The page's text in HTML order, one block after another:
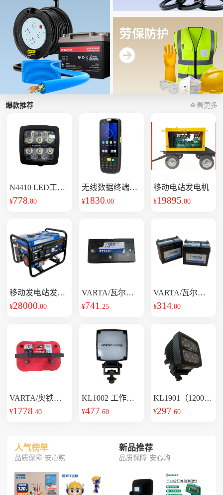
爆款推荐 查看更多
N4410 LED工作
灯
¥778.80
移动发电站发电
机75kw
¥28000.00
VARTA/奥铁马
蓄电池 OPTIMA-
¥1778.40
无线数据终端
NLS
¥1830.00
VARTA/瓦尔塔
蓄电池 31-
¥741 .25
KL1002 工作灯
(LED)
¥477.60
移动电站发电机
¥19895.00
VARTA/瓦尔塔
蓄电池 6-QW-
¥314.00
KL1901（1200L
M）LED工作灯
¥297.60
人气榜单
品质保障·安心购
新品推荐
品质保障·安心购